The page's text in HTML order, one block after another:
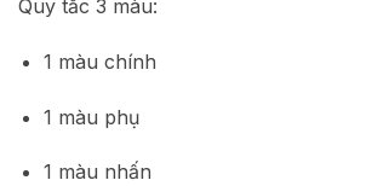
Quy tắc 3 màu:
1 màu chính
1 màu phụ
1 màu nhấn